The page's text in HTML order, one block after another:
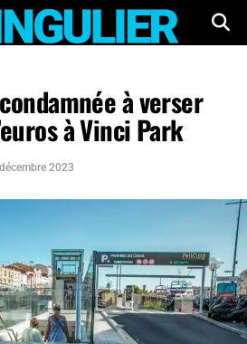
à verser
à Vinci Park
2023